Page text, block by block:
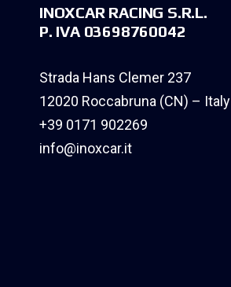
INOXCAR RACING S.R.L.
P. IVA 03698760042
Strada Hans Clemer 237
12020 Roccabruna (CN) – Italy
+39 0171 902269
info@inoxcar.it